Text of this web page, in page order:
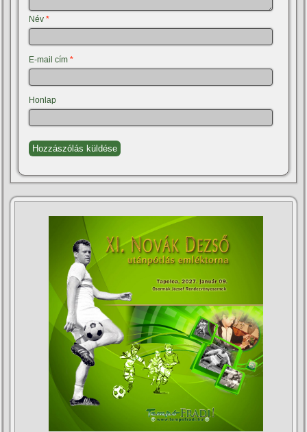
Név*
E-mail cím*
Honlap